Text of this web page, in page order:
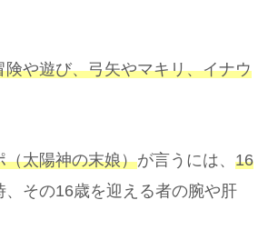
や遊び、弓矢やマキリ、イナウ
（太陽神の末娘）が言うには、 16
その16歳を迎える者の腕や肝